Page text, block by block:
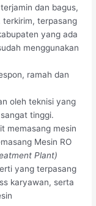
dan bagus,
terkirim, terpasang
yang ada
menggunakan
ramah dan
oleh teknisi yang
tinggi.
memasang mesin
Mesin RO
Plant)
yang terpasang
karyawan, serta